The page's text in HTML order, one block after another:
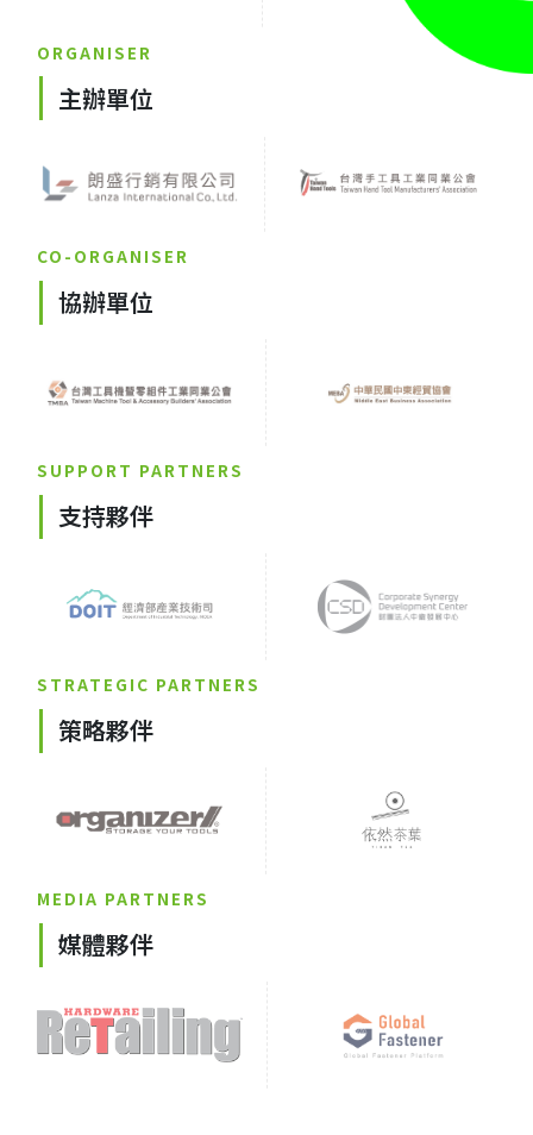
ORGANISER
主辦單位
CO-ORGANISER
協辦單位
SUPPORT PARTNERS
支持夥伴
STRATEGIC PARTNERS
策略夥伴
MEDIA PARTNERS
媒體夥伴